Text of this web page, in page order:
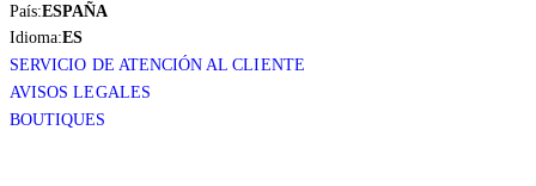
País:ESPAÑA
Idioma:ES
SERVICIO DE ATENCIÓN AL CLIENTE
AVISOS LEGALES
BOUTIQUES